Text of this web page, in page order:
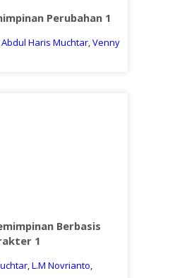
Perubahan 1
Abdul Haris Muchtar, Venny
Berbasis
1
, L.M Novrianto